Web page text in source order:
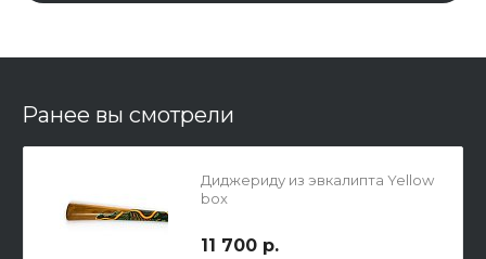
Ранее вы смотрели
Диджериду из эвкалипта Yellow
box
11 700 р.